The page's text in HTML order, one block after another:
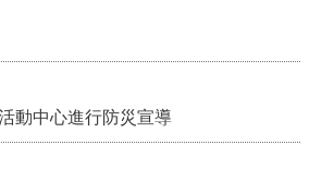
動中心進行防災宣導